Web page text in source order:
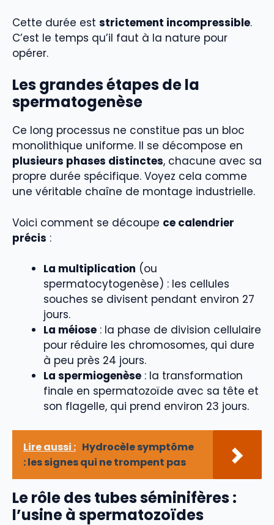
Cette durée est strictement incompressible.
C’est le temps qu’il faut à la nature pour
opérer.
Les grandes étapes de la
spermatogenèse
Ce long processus ne constitue pas un bloc
monolithique uniforme. Il se décompose en
plusieurs phases distinctes, chacune avec sa
propre durée spécifique. Voyez cela comme
une véritable chaîne de montage industrielle.
Voici comment se découpe ce calendrier
précis :
La multiplication (ou
spermatocytogenèse) : les cellules
souches se divisent pendant environ 27
jours.
La méiose : la phase de division cellulaire
pour réduire les chromosomes, qui dure
à peu près 24 jours.
La spermiogenèse : la transformation
finale en spermatozoïde avec sa tête et
son flagelle, qui prend environ 23 jours.
Lire aussi : Hydrocèle symptôme
: les signes qui ne trompent pas
Le rôle des tubes séminifères :
l’usine à spermatozoïdes